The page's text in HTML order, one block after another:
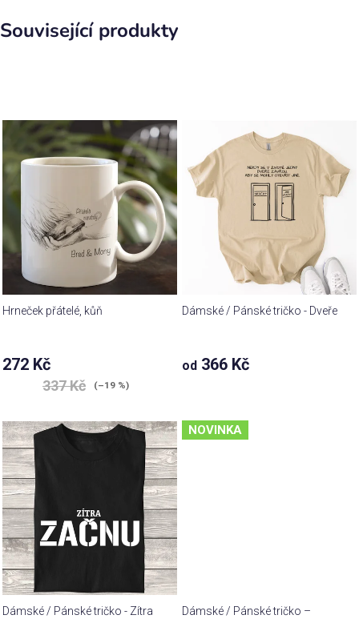
Související produkty
Hrneček přátelé, kůň
272 Kč
337 Kč (–19 %)
Dámské / Pánské tričko - Dveře
od 366 Kč
Dámské / Pánské tričko - Zítra
NOVINKA
Dámské / Pánské tričko –